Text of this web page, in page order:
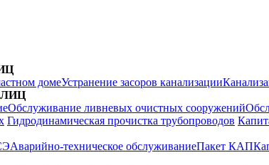
домеУстранение засоров канализации
Обслуживание ливневых очистных сооружений
Гидродинамическая прочистка трубопроводов
Аварийно-техническое обслуживаниеПакет КАП